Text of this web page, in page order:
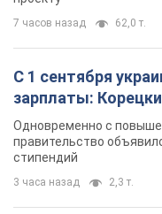
7 часов назад 62,0 т.
С 1 сентября
зарплаты:
Одновременно с
правительство
стипендий
3 часа назад 2,3 т.